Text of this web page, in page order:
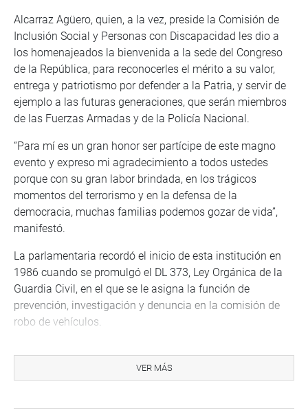
Alcarraz Agüero, quien, a la vez, preside la Comisión de
Inclusión Social y Personas con Discapacidad les dio a
los homenajeados la bienvenida a la sede del Congreso
de la República, para reconocerles el mérito a su valor,
entrega y patriotismo por defender a la Patria, y servir de
ejemplo a las futuras generaciones, que serán miembros
de las Fuerzas Armadas y de la Policía Nacional.
“Para mí es un gran honor ser partícipe de este magno
evento y expreso mi agradecimiento a todos ustedes
porque con su gran labor brindada, en los trágicos
momentos del terrorismo y en la defensa de la
democracia, muchas familias podemos gozar de vida”,
manifestó.
La parlamentaria recordó el inicio de esta institución en
1986 cuando se promulgó el DL 373, Ley Orgánica de la
Guardia Civil, en el que se le asigna la función de
prevención, investigación y denuncia en la comisión de
robo de vehículos.
creada la División de Investigación de Robo de Vehículos
(DIROVE); y en 1988 se creó la División de Prevención e
VER MÁS